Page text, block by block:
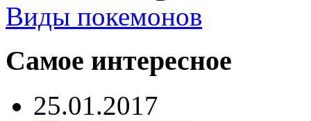
Виды покемонов
Самое интересное
25.01.2017